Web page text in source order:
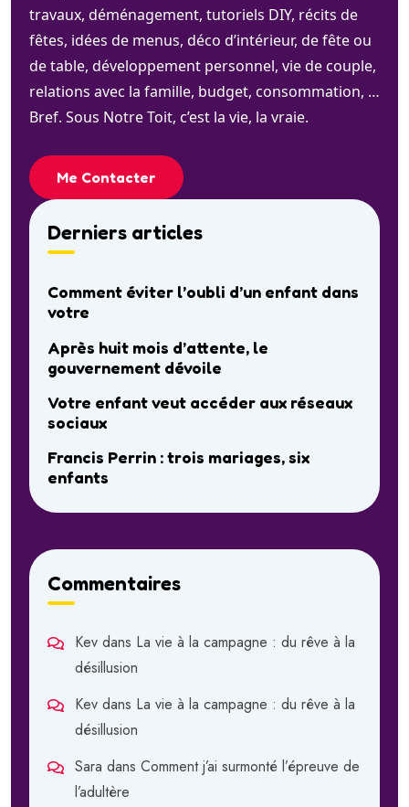
travaux, déménagement, tutoriels DIY, récits de
fêtes, idées de menus, déco d’intérieur, de fête ou
de table, développement personnel, vie de couple,
relations avec la famille, budget, consommation, …
Bref. Sous Notre Toit, c’est la vie, la vraie.
Me Contacter
Derniers articles
Comment éviter l’oubli d’un enfant dans
votre
Après huit mois d’attente, le
gouvernement dévoile
Votre enfant veut accéder aux réseaux
sociaux
Francis Perrin : trois mariages, six
enfants
Commentaires
Kev dans La vie à la campagne : du rêve à la
désillusion
Kev dans La vie à la campagne : du rêve à la
désillusion
Sara dans Comment j’ai surmonté l’épreuve de
l’adultère